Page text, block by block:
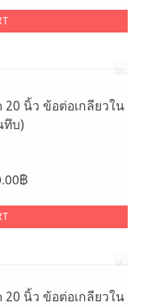
20 นิ้ว ข้อต่อเกลียวใน
ทึบ)
฿
20 นิ้ว ข้อต่อเกลียวใน